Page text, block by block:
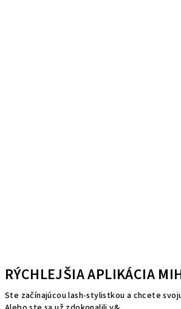
RÝCHLEJŠIA APLIKÁCIA
Ste začínajúcou lash-stylistkou a chcete